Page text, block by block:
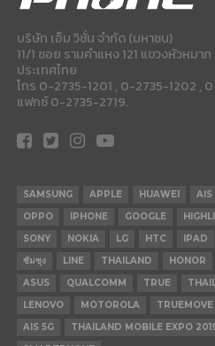
บริษัท เอ็ม วิชั่น จำกัด (มหาชน)
11/1 ซอย รามคำแหง 121 แขวงหัวหมา
ประเทศไทย
โทร 0-2735-1201 , 0-2735-1202 ,
แฟกซ์ 0-2735-2719.
SAMSUNG APPLE HUAWEI AIS
OPPO
IPHONE GOOGLE
SONY
NOKIA LG HTC IPAD
ซัมซุง
LINE THAILAND HONOR
ASUS
QUALCOMM TRUE
LENOVO
MOTOROLA TRUEMOVE
AIS 5G
THAILAND MOBILE EXPO